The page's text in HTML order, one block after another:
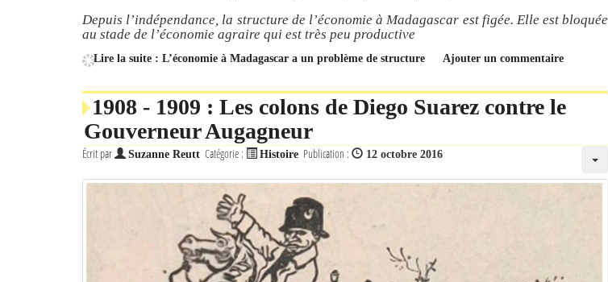
Depuis l’indépendance, la structure de l’économie à Madagascar est figée. Elle est bloquée
au stade de l’économie agraire qui est très peu productive
Lire la suite : L’économie à Madagascar a un problème de structure Ajouter un commentaire
1908 - 1909 : Les colons de Diego Suarez contre le
Gouverneur Augagneur
Écrit par Suzanne Reutt Catégorie : Histoire Publication : 12 octobre 2016